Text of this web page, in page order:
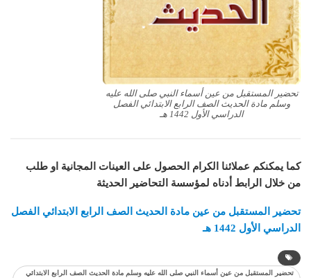
تحضير المستقبل من عين أسماء النبي صلى الله عليه
وسلم مادة الحديث الصف الرابع الابتدائي الفصل
الدراسي الأول 1442 هـ
كما يمكنكم عملائنا الكرام الحصول على العينات المجانية او طلب
من خلال الرابط أدناه لمؤسسة التحاضير الحديثة
تحضير المستقبل من عين مادة الحديث الصف الرابع الابتدائي الفصل
الدراسي الأول 1442 هـ
تحضير المستقبل من عين أسماء النبي صلى الله عليه وسلم مادة الحديث الصف الرابع الابتدائي